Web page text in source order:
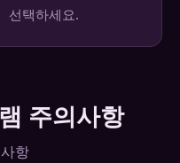
선택하세요.
주의사항
항